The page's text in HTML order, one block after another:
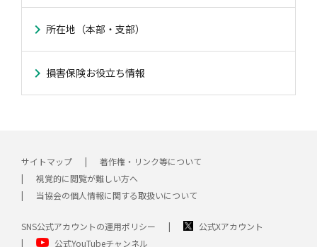
所在地（本部・支部）
損害保険お役立ち情報
サイトマップ
著作権・リンク等について
視覚的に閲覧が難しい方へ
当協会の個人情報に関する取扱いについて
SNS公式アカウントの運用ポリシー
公式Xアカウント
公式YouTubeチャンネル